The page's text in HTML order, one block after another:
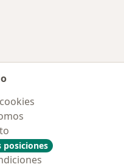
posiciones